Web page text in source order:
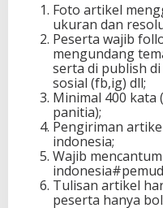
Foto artikel
ukuran dan
Peserta wajib
mengundang
serta di publish
sosial (fb,ig) dll;
Minimal 400 kata
panitia);
Pengiriman
indonesia;
Wajib
Tulisan artikel
peserta hanya